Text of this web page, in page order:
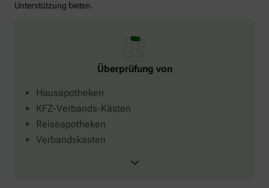
Unterstützung bieten.
Überprüfung von
Hausapotheken
KFZ-Verbands-Kästen
Reiseapotheken
Verbandskasten